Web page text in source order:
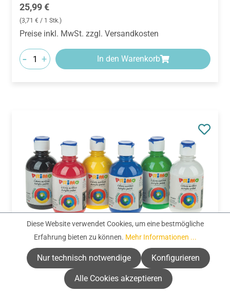
Regulärer Preis:
25,99 €
(3,71 € / 1 Stk.)
Preise inkl. MwSt. zzgl. Versandkosten
- + In den Warenkorb
656692
Primo Acrylfarben Set (6 x 300 ml)
Regulärer Preis:
Diese Website verwendet Cookies, um eine bestmögliche
Erfahrung bieten zu können. Mehr Informationen ...
Nur technisch notwendige Konfigurieren
Alle Cookies akzeptieren